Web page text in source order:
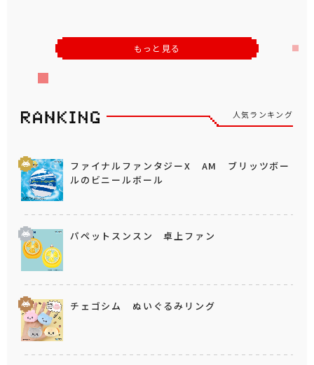
もっと見る
人気ランキング
ファイナルファンタジーX AM ブリッツボー
ルのビニールボール
パペットスンスン 卓上ファン
チェゴシム ぬいぐるみリング